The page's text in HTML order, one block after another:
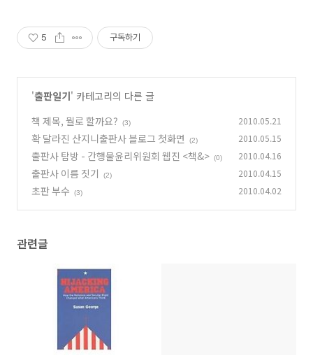
5 구독하기
'출판일기' 카테고리의 다른 글
책 제목, 뭘로 할까요?
(3) 2010.05.21
확 달라진 산지니출판사 블로그 첫화면 (2) 2010.05.15
출판사 탐방 - 간행물윤리위원회 웹진 <책&> (0) 2010.04.16
출판사 이름 짓기 (2) 2010.04.15
초판 부수 (3) 2010.04.02
관련글